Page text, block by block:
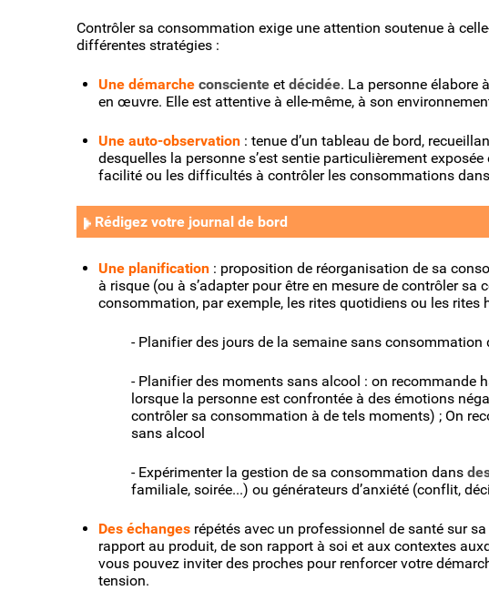
Contrôler sa consommation exige une attention soutenue à
différentes stratégies :
Une démarche consciente et décidée. La personne élabore
en œuvre. Elle est attentive à elle-même, à son
Une auto-observation : tenue d’un tableau de bord,
desquelles la personne s’est sentie particulièrement
facilité ou les difficultés à contrôler les consommations
Rédigez votre journal de bord
Une planification : proposition de réorganisation de sa
à risque (ou à s’adapter pour être en mesure de contrôler
consommation, par exemple, les rites quotidiens ou les rites
- Planifier des jours de la semaine sans consommation
- Planifier des moments sans alcool : on recommande
lorsque la personne est confrontée à des émotions
contrôler sa consommation à de tels moments) ; On
sans alcool
- Expérimenter la gestion de sa consommation dans
familiale, soirée...) ou générateurs d’anxiété (conflit,
Des échanges répétés avec un professionnel de santé sur
rapport au produit, de son rapport à soi et aux contextes
vous pouvez inviter des proches pour renforcer votre
tension.